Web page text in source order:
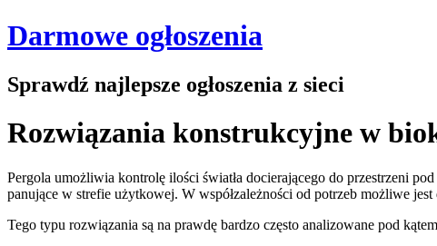
Darmowe ogłoszenia
Sprawdź najlepsze ogłoszenia z sieci
Rozwiązania konstrukcyjne w
Pergola umożliwia kontrolę ilości światła docierającego do przestrzeni
panujące w strefie użytkowej. W współzależności od potrzeb możliwe
Tego typu rozwiązania są na prawdę bardzo często analizowane pod